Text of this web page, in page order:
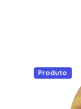
Produto